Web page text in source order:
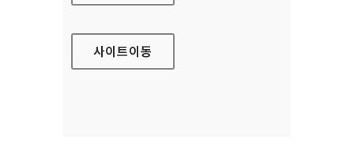
사이트이동